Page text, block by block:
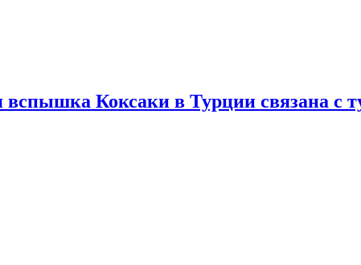
Коксаки в Турции связана с